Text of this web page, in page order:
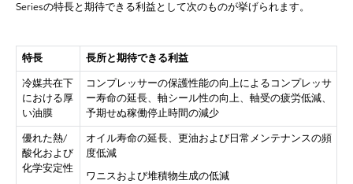
Seriesの特長と期待できる利益として次のものが挙げられます。
特長
長所と期待できる利益
冷媒共在下
における厚
い油膜
コンプレッサーの保護性能の向上によるコンプレッサ
ー寿命の延長、軸シール性の向上、軸受の疲労低減、
予期せぬ稼働停止時間の減少
優れた熱/
酸化および
化学安定性
オイル寿命の延長、更油および日常メンテナンスの頻
度低減
ワニスおよび堆積物生成の低減